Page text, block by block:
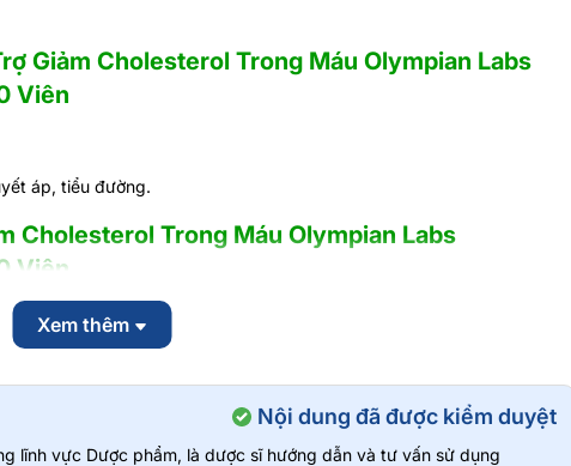
Giảm Cholesterol Trong Máu Olympian Labs
Viên
áp, tiểu đường.
Cholesterol Trong Máu Olympian Labs
Viên
(yeast): 200mg
Xem thêm
Nội dung đã được kiểm duyệt
lĩnh vực Dược phẩm, là dược sĩ hướng dẫn và tư vấn sử dụng